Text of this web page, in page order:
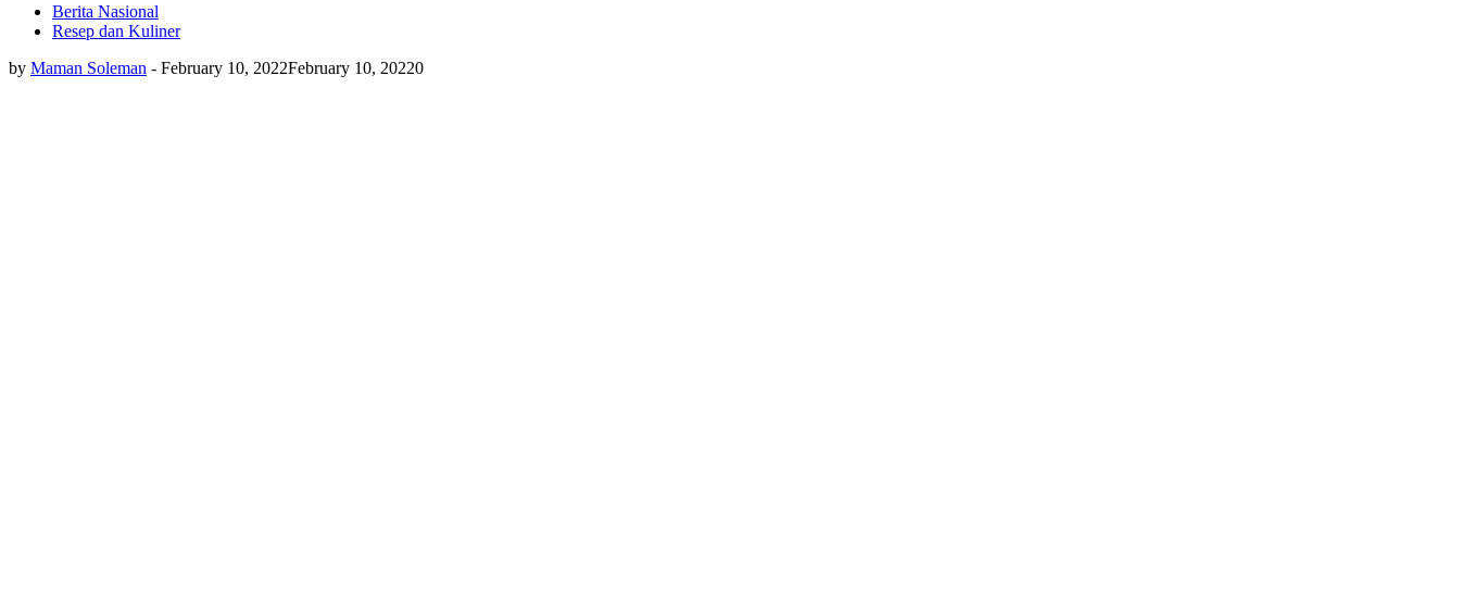
Berita Nasional
Resep dan Kuliner
by Maman Soleman - February 10, 2022February 10, 20220